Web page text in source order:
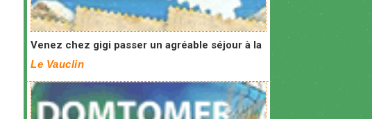
Venez chez gigi passer un agréable séjour à la
Le Vauclin